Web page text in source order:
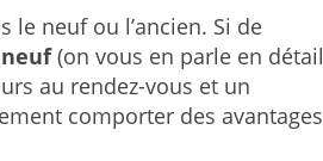
neuf ou l’ancien. Si de
(on vous en parle en détail
au rendez-vous et un
comporter des avantages